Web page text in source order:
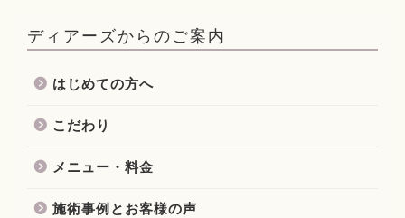
ディアーズからのご案内
はじめての方へ
こだわり
メニュー・料金
施術事例とお客様の声